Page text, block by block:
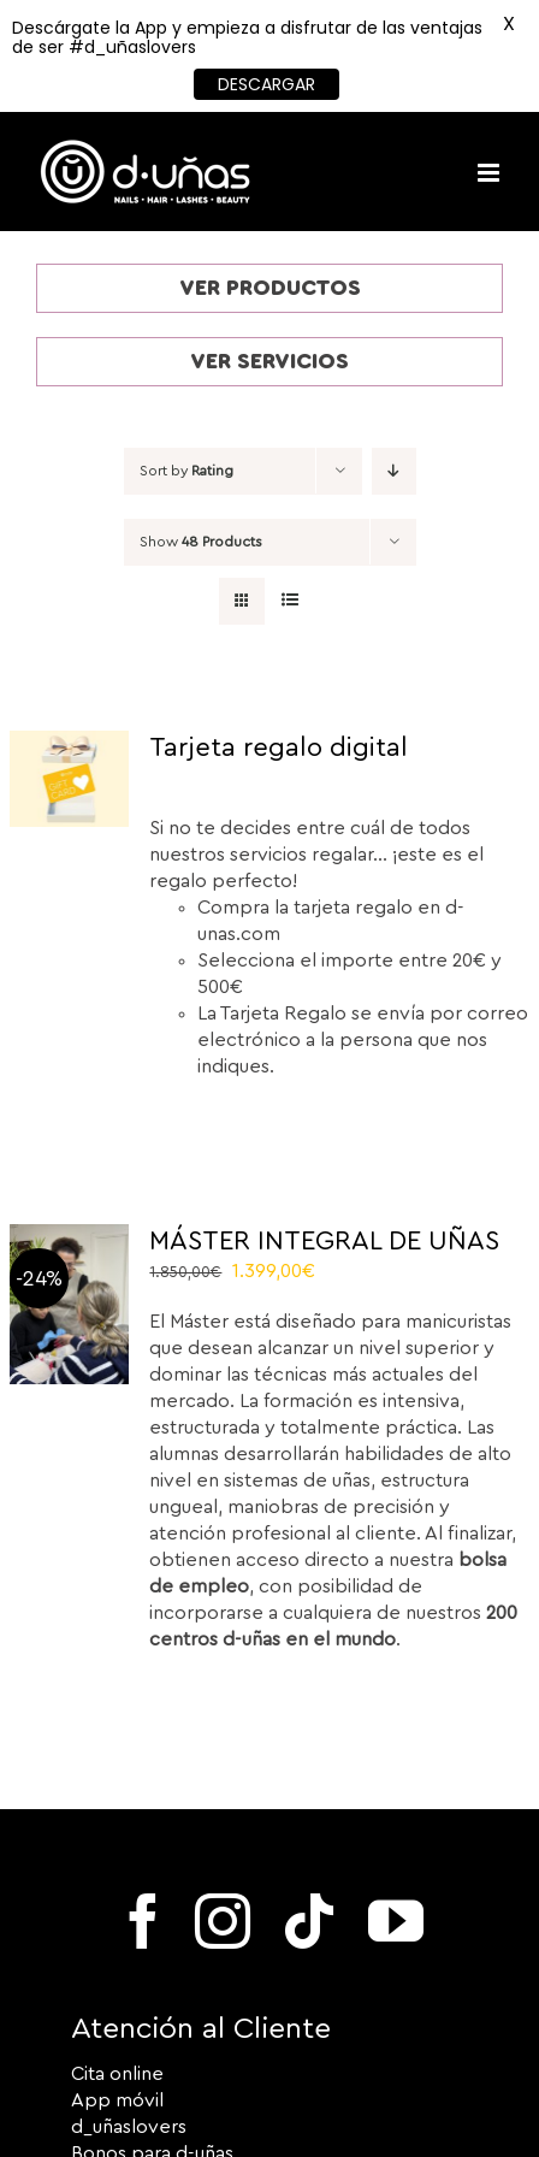
content
VER PRODUCTOS
VER SERVICIOS
Sort by Rating
Show 48 Products
Tarjeta regalo digital
Si no te decides entre cuál de todos
nuestros servicios regalar... ¡este es el
regalo perfecto!
Compra la tarjeta regalo en d-
unas.com
Selecciona el importe entre 20€ y
500€
La Tarjeta Regalo se envía por correo
electrónico a la persona que nos
indiques.
-24%
MÁSTER INTEGRAL DE UÑAS
1.850,00€
Original
was:
1.850,00€.
1.399,00€
is:
1.399,00€.
El Máster está diseñado para manicuristas
que desean alcanzar un nivel superior y
dominar las técnicas más actuales del
mercado. La formación es intensiva,
estructurada y totalmente práctica. Las
alumnas desarrollarán habilidades de alto
nivel en sistemas de uñas, estructura
ungueal, maniobras de precisión y
atención profesional al cliente. Al finalizar,
obtienen acceso directo a nuestra bolsa
de empleo, con posibilidad de
incorporarse a cualquiera de nuestros200
centros d-uñas en el mundo.
Atención al Cliente
Cita online
App móvil
d_uñaslovers
Descárgate la App y empieza a disfrutar de las ventajas
de ser #d_uñaslovers
DESCARGAR
X